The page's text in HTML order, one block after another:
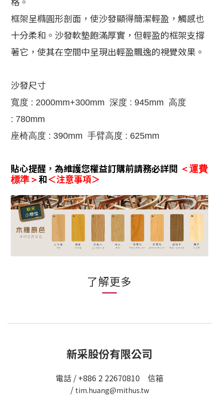
框架呈橢圓形剖面，使沙發顯得簡潔輕盈，觸感也
十分柔和。沙發軟墊飽滿厚實，但輕盈的框架支撐
著它，使其在空間中呈現出輕盈飄逸的視覺效果。
沙發尺寸
寬度 : 2000mm+300mm 深度 : 945mm 高度
: 780mm
座椅高度 : 390mm 手臂高度 : 625mm
貼心提醒 ， 為維護您權益訂購前請務必詳閱 ＜運費
標準＞和＜注意事項＞
了解更多
新采股份有限公司
電話 / +886 2 22670810 信箱
/ tim.huang@mithus.tw